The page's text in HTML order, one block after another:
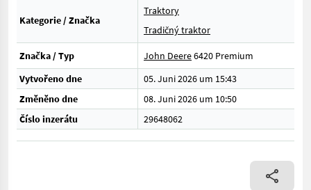
Kategorie / Značka
Traktory
Tradičný traktor
Značka / Typ John Deere6420 Premium
Vytvořeno dne
05. Juni 2026 um 15:43
Změněno dne
08. Juni 2026 um 10:50
Číslo inzerátu
29648062